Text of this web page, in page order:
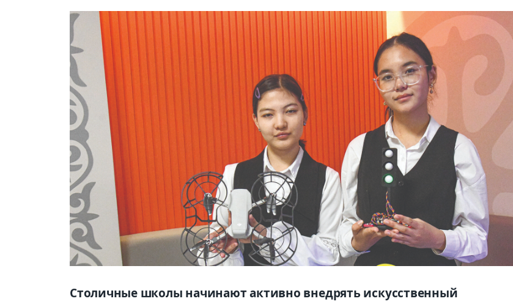
Столичные школы начинают активно внедрять искусственный